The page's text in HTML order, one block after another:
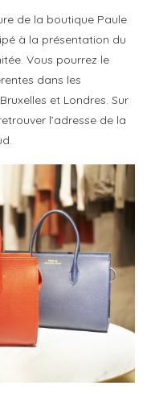
de la boutique Paule
à la présentation du
Vous pourrez le
dans les
et Londres. Sur
l’adresse de la